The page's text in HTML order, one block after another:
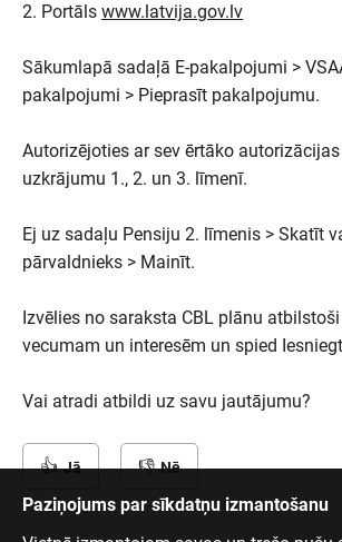
2. Portāls www.latvija.gov.lv
Sākumlapā sadaļā E-pakalpojumi >
pakalpojumi > Pieprasīt pakalpojumu.
Autorizējoties ar sev ērtāko
uzkrājumu 1., 2. un 3. līmenī.
Ej uz sadaļu Pensiju 2. līmenis > Skatīt
pārvaldnieks > Mainīt.
Izvēlies no saraksta CBL plānu
vecumam un interesēm un spied
Vai atradi atbildi uz savu jautājumu?
Jā Nē
Paziņojums par sīkdatņu izmantošanu